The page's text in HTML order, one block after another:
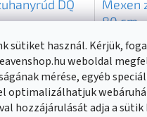
sütiket használ. Kérjük,
weboldal
mérése, egyéb
optimalizálhatjuk
hozzájárulását adja a
DQ
nélkül, króm,
(>20 db )
Mexen
80 cm
rózsa-
Raktáron
14 290